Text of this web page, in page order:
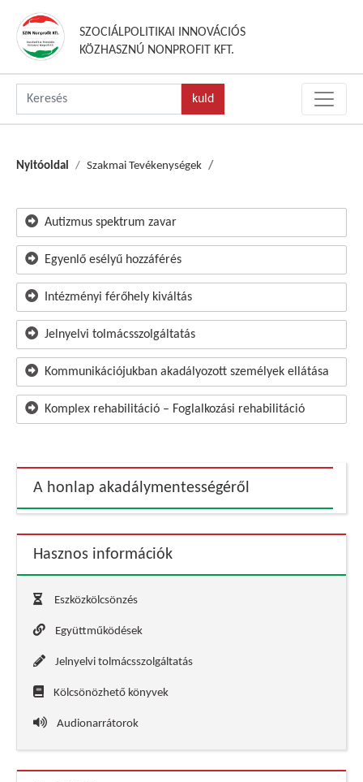
SZOCIÁLPOLITIKAI INNOVÁCIÓS
KÖZHASZNÚ NONPROFIT KFT.
Nyitóoldal Szakmai Tevékenységek
Autizmus spektrum zavar
Egyenlő esélyű hozzáférés
Intézményi férőhely kiváltás
Jelnyelvi tolmácsszolgáltatás
Kommunikációjukban akadályozott személyek ellátása
Komplex rehabilitáció – Foglalkozási rehabilitáció
A honlap akadálymentességéről
Hasznos információk
Eszközkölcsönzés
Együttműködések
Jelnyelvi tolmácsszolgáltatás
Kölcsönözhető könyvek
Audionarrátorok